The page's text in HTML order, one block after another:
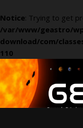
Notice: Trying to get
/var/www/geastro/
download/com/
110